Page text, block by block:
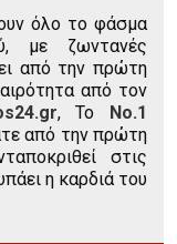
όλο το φάσμα
με ζωντανές
από την πρώτη
από τον
, Το Νο.1
από την πρώτη
στις
η καρδιά του